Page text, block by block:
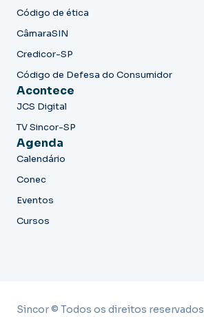
Código de ética
CâmaraSIN
Credicor-SP
Código de Defesa do Consumidor
Acontece
JCS Digital
TV Sincor-SP
Agenda
Calendário
Conec
Eventos
Cursos
Sincor © Todos os direitos reservados